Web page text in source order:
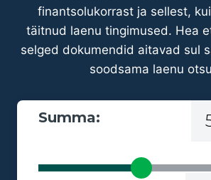
finantsolukorrast ja sellest,
täitnud laenu tingimused. Hea
selged dokumendid aitavad sul
soodsama laenu
Summa: